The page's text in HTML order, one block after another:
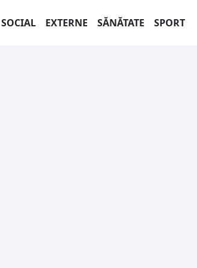
SOCIAL EXTERNE SĂNĂTATE SPORT